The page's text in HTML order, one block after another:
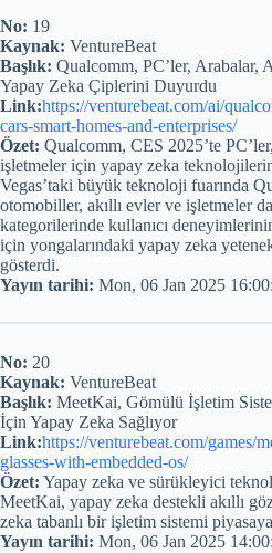
No: 19
Kaynak: VentureBeat
Başlık: Qualcomm, PC’ler, Arabalar,
Yapay Zeka Çiplerini Duyurdu
Link:https://venturebeat.com/ai/
cars-smart-homes-and-enterprises/
Özet: Qualcomm, CES 2025’te
işletmeler için yapay zeka
Vegas’taki büyük teknoloji fuarında
otomobiller, akıllı evler ve işletmeler
kategorilerinde kullanıcı
için yongalarındaki yapay zeka
gösterdi.
Yayın tarihi: Mon, 06 Jan 2025
No: 20
Kaynak: VentureBeat
Başlık: MeetKai, Gömülü İşletim
İçin Yapay Zeka Sağlıyor
Link:https://venturebeat.com/games/
glasses-with-embedded-os/
Özet: Yapay zeka ve sürükleyici
MeetKai, yapay zeka destekli akıllı
zeka tabanlı bir işletim sistemi
Yayın tarihi: Mon, 06 Jan 2025